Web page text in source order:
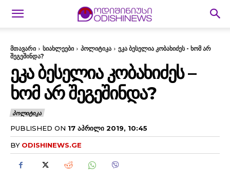
მთავარი სიახლეები პოლიტიკა
ეკა ბესელია კობახიძეს - ხომ არ
შეგეშინდა?
ᲔᲙᲐ ᲑᲔᲡᲔᲚᲘᲐ ᲙᲝᲑᲐᲮᲘᲫᲔᲡ –
ᲮᲝᲛ ᲐᲠ ᲨᲔᲒᲔᲨᲘᲜᲓᲐ?
ᲞᲝᲚᲘᲢᲘᲙᲐ
PUBLISHED ON 17 ᲐᲞᲠᲘᲚᲘ 2019, 10:45
BY ODISHINEWS.GE